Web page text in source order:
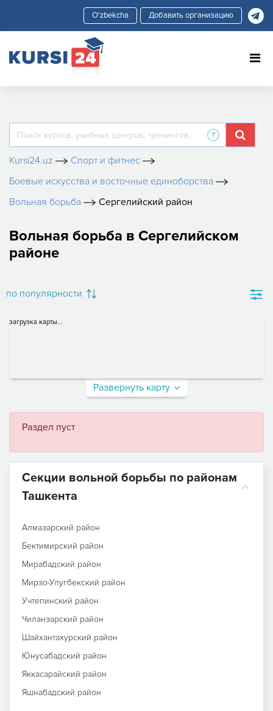
Добавить организацию
Kursi24.uz
Спорт и фитнес
Боевые искусства и восточные единоборства
Вольная борьба
Сергелийский район
Вольная борьба в Сергелийском
районе
по популярности
загрузка карты...
Развернуть карту
Раздел пуст
Секции вольной борьбы по районам
Ташкента
Алмазарский район
Бектимирский район
Мирабадский район
Мирзо-Улугбекский район
Учтепинский район
Чиланзарский район
Шайхантахурский район
Юнусабадский район
Яккасарайский район
Яшнабадский район